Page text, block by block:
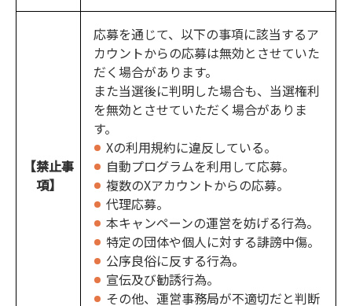
【禁止事
項】
応募を通じて、以下の事項に該当するア
カウントからの応募は無効とさせていた
だく場合があります。
また当選後に判明した場合も、当選権利
を無効とさせていただく場合がありま
す。
Xの利用規約に違反している。
自動プログラムを利用して応募。
複数のXアカウントからの応募。
代理応募。
本キャンペーンの運営を妨げる行為。
特定の団体や個人に対する誹謗中傷。
公序良俗に反する行為。
宣伝及び勧誘行為。
その他、運営事務局が不適切だと判断